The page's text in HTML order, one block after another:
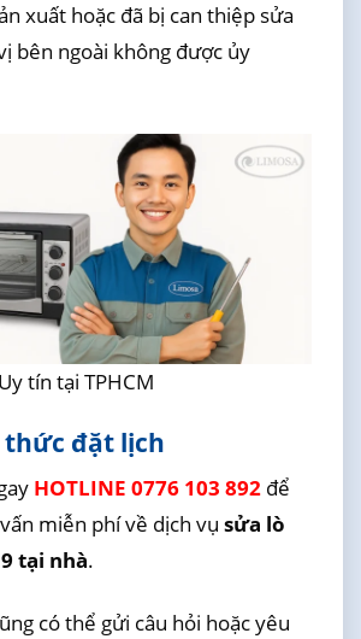
xuất hoặc đã bị can thiệp sửa
bên ngoài không được ủy
tín tại TPHCM
thức đặt lịch
HOTLINE 0776 103 892để
miễn phí về dịch vụ sửa lò
tại nhà.
có thể gửi câu hỏi hoặc yêu